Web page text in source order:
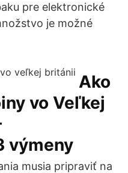
pre elektronické
je možné
Ako
vo Veľkej
výmeny
musia pripraviť na